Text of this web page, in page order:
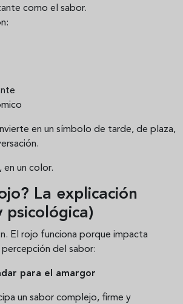
como el sabor.
en un símbolo de tarde, de plaza,
en un color.
La explicación
psicológica)
El rojo funciona porque impacta
del sabor:
para el amargor
un sabor complejo, firme y